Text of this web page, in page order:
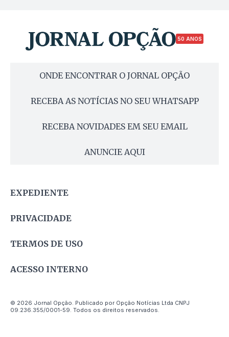
50 ANOS
ONDE ENCONTRAR O JORNAL OPÇÃO
RECEBA AS NOTÍCIAS NO SEU WHATSAPP
RECEBA NOVIDADES EM SEU EMAIL
ANUNCIE AQUI
EXPEDIENTE
PRIVACIDADE
TERMOS DE USO
ACESSO INTERNO
© 2026 Jornal Opção. Publicado por Opção Notícias Ltda CNPJ
09.236.355/0001-59. Todos os direitos reservados.